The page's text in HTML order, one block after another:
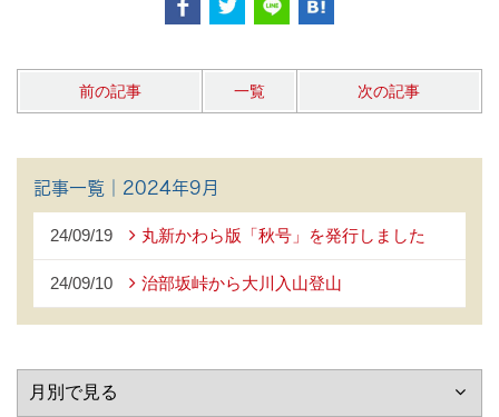
前の記事 一覧 次の記事
記事一覧｜2024年9月
24/09/19 丸新かわら版「秋号」を発行しました
24/09/10 治部坂峠から大川入山登山